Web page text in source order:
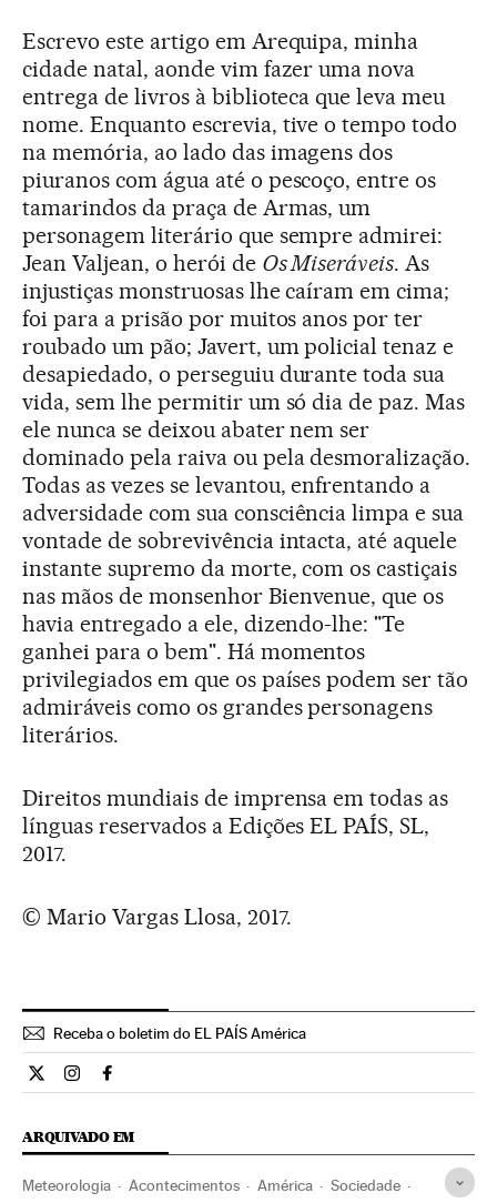
Escrevo este artigo em Arequipa, minha
cidade natal, aonde vim fazer uma nova
entrega de livros à biblioteca que leva meu
nome. Enquanto escrevia, tive o tempo todo
na memória, ao lado das imagens dos
piuranos com água até o pescoço, entre os
tamarindos da praça de Armas, um
personagem literário que sempre admirei:
Jean Valjean, o herói de Os Miseráveis. As
injustiças monstruosas lhe caíram em cima;
foi para a prisão por muitos anos por ter
roubado um pão; Javert, um policial tenaz e
desapiedado, o perseguiu durante toda sua
vida, sem lhe permitir um só dia de paz. Mas
ele nunca se deixou abater nem ser
dominado pela raiva ou pela desmoralização.
Todas as vezes se levantou, enfrentando a
adversidade com sua consciência limpa e sua
vontade de sobrevivência intacta, até aquele
instante supremo da morte, com os castiçais
nas mãos de monsenhor Bienvenue, que os
havia entregado a ele, dizendo-lhe: "Te
ganhei para o bem". Há momentos
privilegiados em que os países podem ser tão
admiráveis como os grandes personagens
literários.
Direitos mundiais de imprensa em todas as
línguas reservados a Edições EL PAÍS, SL,
2017.
© Mario Vargas Llosa, 2017.
Receba o boletim do EL PAÍS América
Opiniao El País Brasil en Twitter
Opiniao El País Brasil en Instagram
Opiniao El País Brasil en Facebook
ARQUIVADO EM
Meteorologia Acontecimentos América Sociedade